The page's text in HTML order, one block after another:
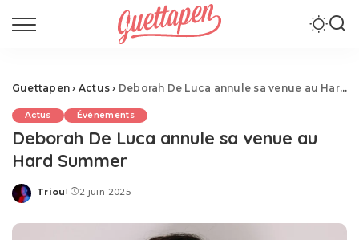
Guettapen › Actus › Deborah De Luca annule sa venue au Hard Summer
Actus Événements
Deborah De Luca annule sa venue au
Hard Summer
Posted
Triou 2 juin 2025